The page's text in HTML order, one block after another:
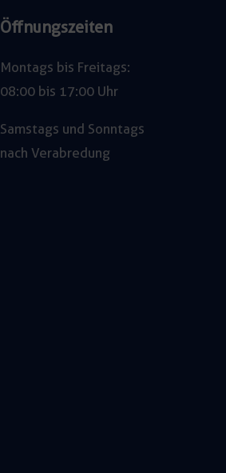
Öffnungszeiten
Montags bis Freitags:
08:00 bis 17:00 Uhr
Samstags und Sonntags
nach Verabredung